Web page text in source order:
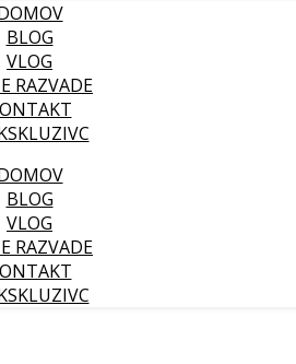
BLOG
VLOG
RAZVADE
BLOG
VLOG
RAZVADE